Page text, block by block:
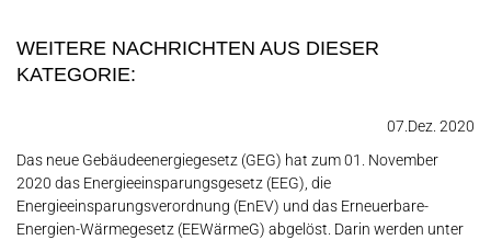
WEITERE NACHRICHTEN AUS DIESER
KATEGORIE:
07.Dez. 2020
Das neue Gebäudeenergiegesetz (GEG) hat zum 01. November
2020 das Energieeinsparungsgesetz (EEG), die
Energieeinsparungsverordnung (EnEV) und das Erneuerbare-
Energien-Wärmegesetz (EEWärmeG) abgelöst. Darin werden unter